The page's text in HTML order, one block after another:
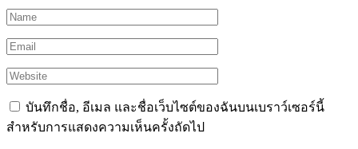
บันทึกชื่อ, อีเมล และชื่อเว็บไซต์ของฉันบนเบราว์เซอร์นี้
สำหรับการแสดงความเห็นครั้งถัดไป